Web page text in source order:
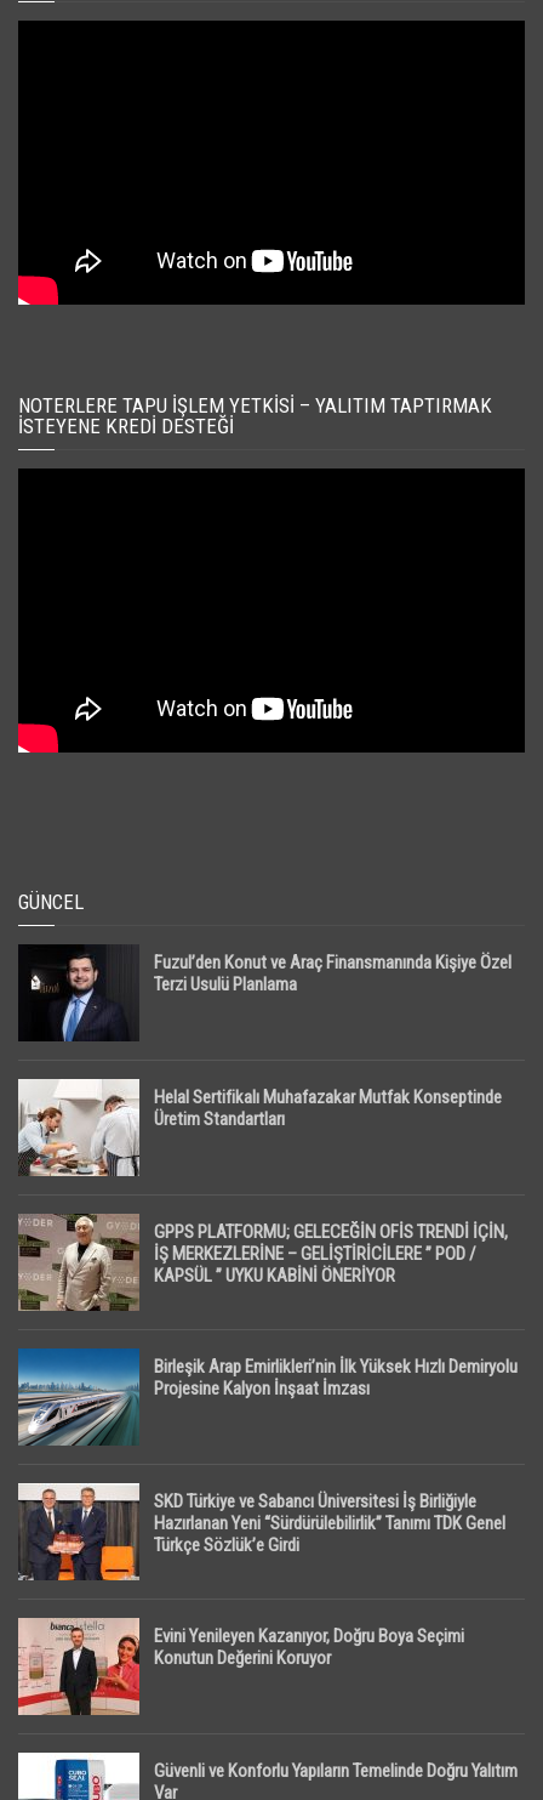
NOTERLERE TAPU İŞLEM YETKISI – YALITIM TAPTIRMAK
İSTEYENE KREDI DESTEĞI
GÜNCEL
Fuzul’den Konut ve Araç Finansmanında Kişiye Özel
Terzi Usulü Planlama
Helal Sertifikalı Muhafazakar Mutfak Konseptinde
Üretim Standartları
GPPS PLATFORMU; GELECEĞİN OFİS TRENDİ İÇİN,
İŞ MERKEZLERİNE – GELİŞTİRİCİLERE ” POD /
KAPSÜL ” UYKU KABİNİ ÖNERİYOR
Birleşik Arap Emirlikleri’nin İlk Yüksek Hızlı Demiryolu
Projesine Kalyon İnşaat İmzası
SKD Türkiye ve Sabancı Üniversitesi İş Birliğiyle
Hazırlanan Yeni “Sürdürülebilirlik” Tanımı TDK Genel
Türkçe Sözlük’e Girdi
Evini Yenileyen Kazanıyor, Doğru Boya Seçimi
Konutun Değerini Koruyor
Güvenli ve Konforlu Yapıların Temelinde Doğru Yalıtım
Var